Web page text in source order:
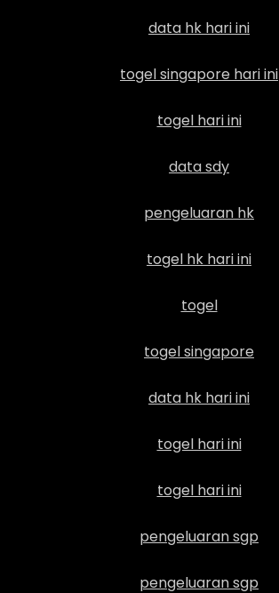
data hk hari ini
togel singapore hari ini
togel hari ini
data sdy
pengeluaran hk
togel hk hari ini
togel
togel singapore
data hk hari ini
togel hari ini
togel hari ini
pengeluaran sgp
pengeluaran sgp